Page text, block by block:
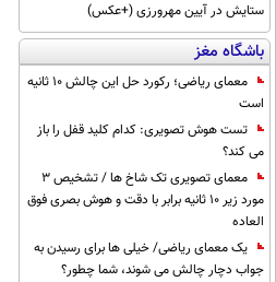
ستایش در آیین مهرورزی (+عکس)
باشگاه مغز
معمای ریاضی؛ رکورد حل این چالش 10 ثانیه
است
تست هوش تصویری: کدام کلید قفل را باز
می کند؟
معمای تصویری تک شاخ ها / تشخیص 3
مورد زیر 10 ثانیه برابر با دقت و هوش بصری فوق
العاده
یک معمای ریاضی/ خیلی ها برای رسیدن به
جواب دچار چالش می شوند، شما چطور؟